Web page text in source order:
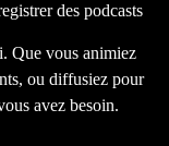
des podcasts
Que vous animiez
ou diffusiez pour
avez besoin.